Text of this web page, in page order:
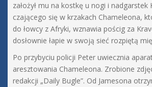
założył mu na kostkę u nogi i nadgarstek
czającego się w krzakach Chameleona,
do łowcy z Afryki, wznawia pościg za
dosłownie łapie w swoją sieć rozpiętą
Po przybyciu policji Peter uwiecznia
aresztowania Chameleona. Zrobione
redakcji „Daily Bugle”. Od Jamesona